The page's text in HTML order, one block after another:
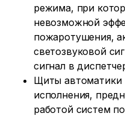
режима, при
невозможной
пожаротушения,
светозвуковой
сигнал в
Щиты автоматики
исполнения,
работой систем